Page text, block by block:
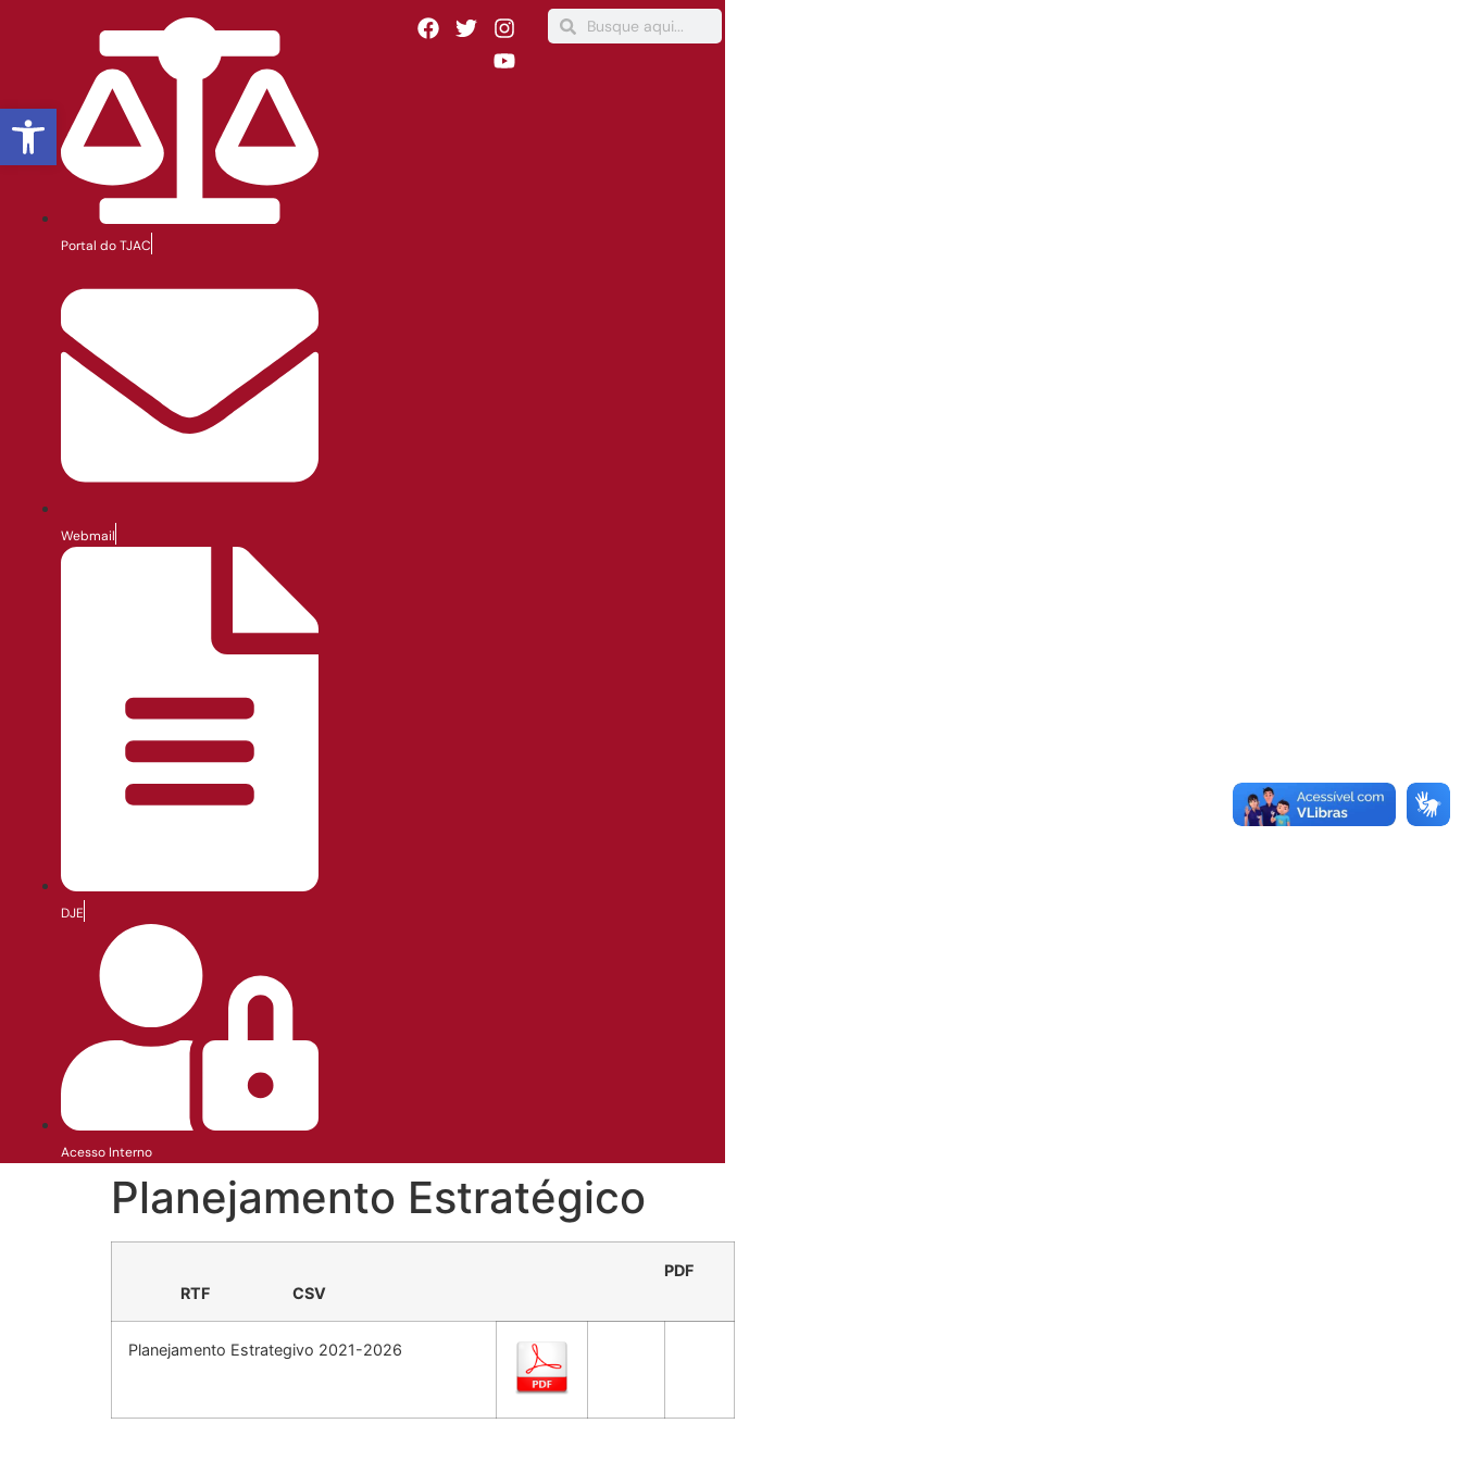
Abrir a barra de ferramentas
Portal do TJAC
Webmail
DJE
Acesso Interno
Planejamento Estratégico
PDF
RTF
CSV
Planejamento Estrategivo 2021-2026